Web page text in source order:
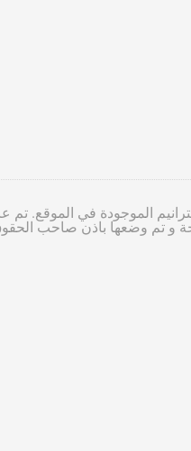
الموجودة في الموقع. تم
و تم وضعها باذن صاحب